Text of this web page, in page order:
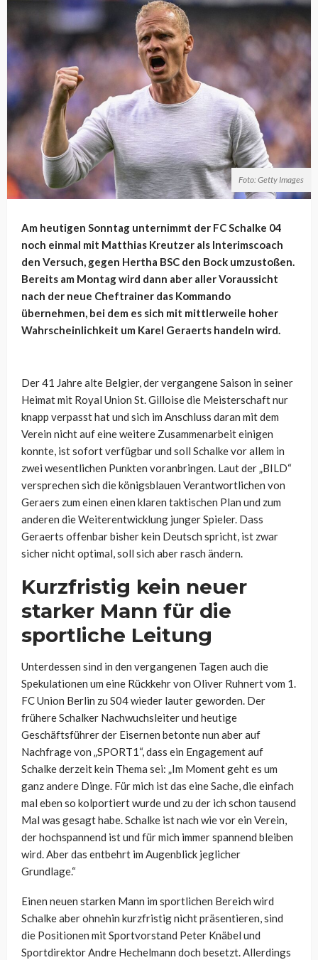
Foto: Getty Images
Am heutigen Sonntag unternimmt der FC Schalke 04
noch einmal mit Matthias Kreutzer als Interimscoach
den Versuch, gegen Hertha BSC den Bock umzustoßen.
Bereits am Montag wird dann aber aller Voraussicht
nach der neue Cheftrainer das Kommando
übernehmen, bei dem es sich mit mittlerweile hoher
Wahrscheinlichkeit um Karel Geraerts handeln wird.
Der 41 Jahre alte Belgier, der vergangene Saison in seiner
Heimat mit Royal Union St. Gilloise die Meisterschaft nur
knapp verpasst hat und sich im Anschluss daran mit dem
Verein nicht auf eine weitere Zusammenarbeit einigen
konnte, ist sofort verfügbar und soll Schalke vor allem in
zwei wesentlichen Punkten voranbringen. Laut der „BILD“
versprechen sich die königsblauen Verantwortlichen von
Geraers zum einen einen klaren taktischen Plan und zum
anderen die Weiterentwicklung junger Spieler. Dass
Geraerts offenbar bisher kein Deutsch spricht, ist zwar
sicher nicht optimal, soll sich aber rasch ändern.
Kurzfristig kein neuer
starker Mann für die
sportliche Leitung
Unterdessen sind in den vergangenen Tagen auch die
Spekulationen um eine Rückkehr von Oliver Ruhnert vom 1.
FC Union Berlin zu S04 wieder lauter geworden. Der
frühere Schalker Nachwuchsleiter und heutige
Geschäftsführer der Eisernen betonte nun aber auf
Nachfrage von „SPORT1“, dass ein Engagement auf
Schalke derzeit kein Thema sei: „Im Moment geht es um
ganz andere Dinge. Für mich ist das eine Sache, die einfach
mal eben so kolportiert wurde und zu der ich schon tausend
Mal was gesagt habe. Schalke ist nach wie vor ein Verein,
der hochspannend ist und für mich immer spannend bleiben
wird. Aber das entbehrt im Augenblick jeglicher
Grundlage.“
Einen neuen starken Mann im sportlichen Bereich wird
Schalke aber ohnehin kurzfristig nicht präsentieren, sind
die Positionen mit Sportvorstand Peter Knäbel und
Sportdirektor Andre Hechelmann doch besetzt. Allerdings